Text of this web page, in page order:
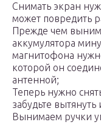
Снимать экран
может повредить
Прежде чем
аккумулятора
магнитофона
которой он
антенной;
Теперь нужно
забудьте
Вынимаем ручки